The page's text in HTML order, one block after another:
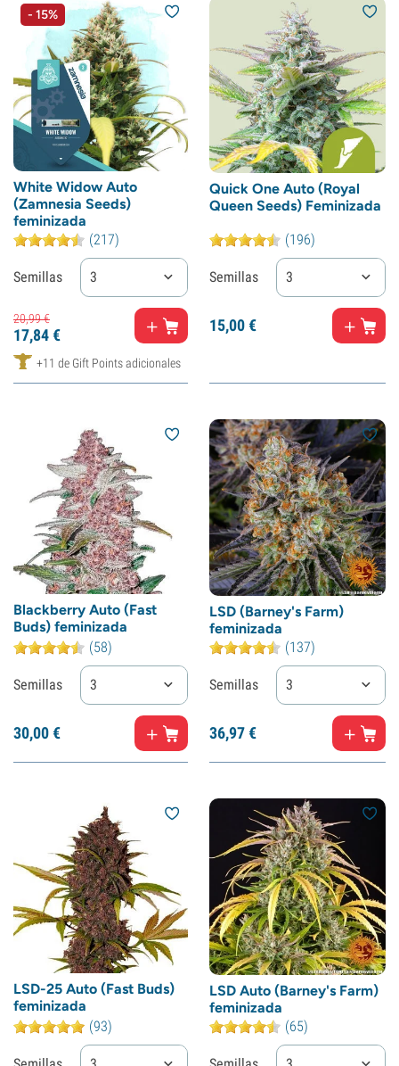
- 15%
White Widow Auto
(Zamnesia Seeds)
feminizada
(217)
Semillas 3
20,99€
17,84€
+11 de Gift Points adicionales
Quick One Auto (Royal
Queen Seeds) Feminizada
(196)
Semillas 3
15,00€
Blackberry Auto (Fast
Buds) feminizada
(58)
Semillas 3
30,00€
LSD (Barney's Farm)
feminizada
(137)
Semillas 3
36,97€
LSD-25 Auto (Fast Buds)
feminizada
(93)
LSD Auto (Barney's Farm)
feminizada
(65)